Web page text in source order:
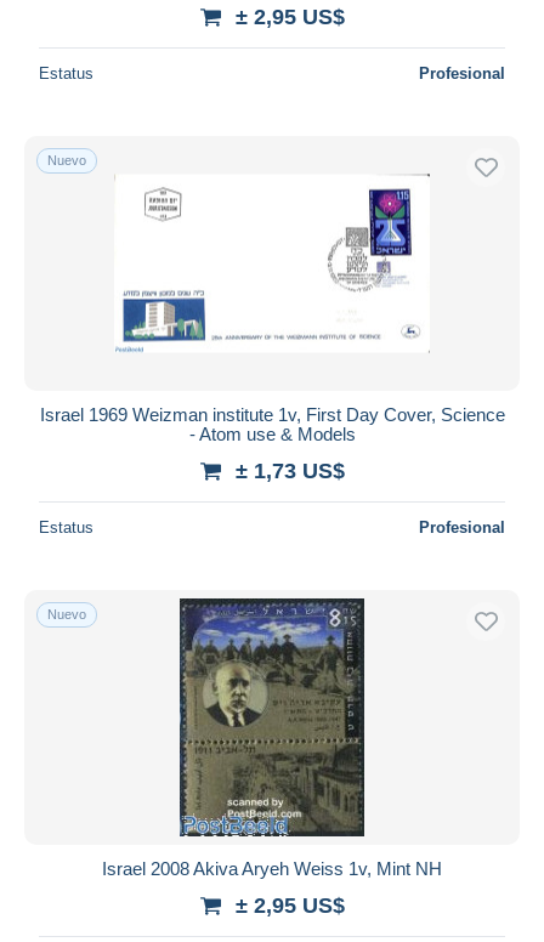
± 2,95 US$
Estatus Profesional
Nuevo
Israel 1969 Weizman institute 1v, First Day Cover, Science
- Atom use & Models
± 1,73 US$
Estatus Profesional
Nuevo
Israel 2008 Akiva Aryeh Weiss 1v, Mint NH
± 2,95 US$